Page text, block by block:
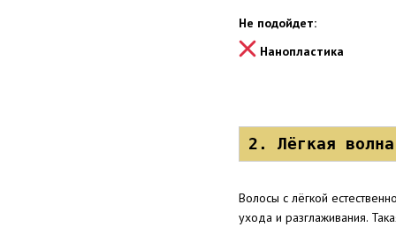
Не подойдет:
Нанопластика
2. Лёгкая
Волосы с лёгкой
ухода и разглаживания.